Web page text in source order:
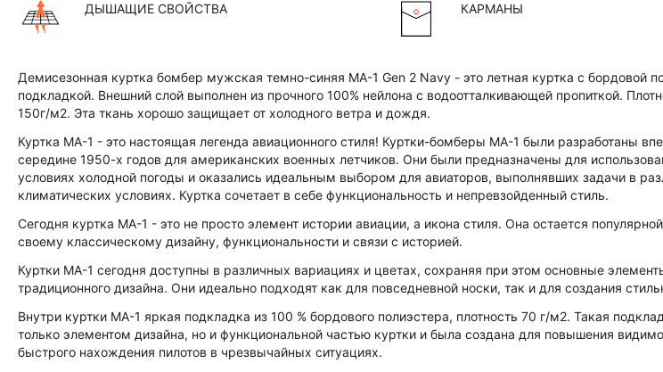
ДЫШАЩИЕ СВОЙСТВА КАРМАНЫ
Демисезонная куртка бомбер мужская темно-синяя MA-1 Gen 2 Navy - это летная куртка с бордовой
подкладкой. Внешний слой выполнен из прочного 100% нейлона с водоотталкивающей пропиткой.
150г/м2. Эта ткань хорошо защищает от холодного ветра и дождя.
Куртка MA-1 - это настоящая легенда авиационного стиля! Куртки-бомберы MA-1 были разработаны
середине 1950-х годов для американских военных летчиков. Они были предназначены для
условиях холодной погоды и оказались идеальным выбором для авиаторов, выполнявших задачи в
климатических условиях. Куртка сочетает в себе функциональность и непревзойденный стиль.
Сегодня куртка MA-1 - это не просто элемент истории авиации, а икона стиля. Она остается
своему классическому дизайну, функциональности и связи с историей.
Куртки MA-1 сегодня доступны в различных вариациях и цветах, сохраняя при этом основные
традиционного дизайна. Они идеально подходят как для повседневной носки, так и для создания
Внутри куртки MA-1 яркая подкладка из 100 % бордового полиэстера, плотность 70 г/м2. Такая
только элементом дизайна, но и функциональной частью куртки и была создана для повышения
быстрого нахождения пилотов в чрезвычайных ситуациях.